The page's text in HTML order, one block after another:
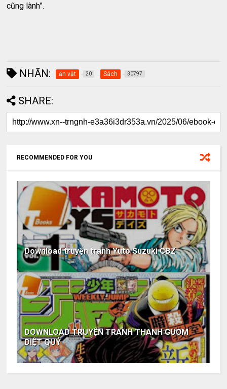
cũng lành”.
NHÃN: ăn vặt 20 Sách 30797
SHARE:
RECOMMENDED FOR YOU
Download truyện tranh Yuto Suzuki CBZ
DOWNLOAD TRUYỆN TRANH THANH GƯƠM
DIỆT QUỶ